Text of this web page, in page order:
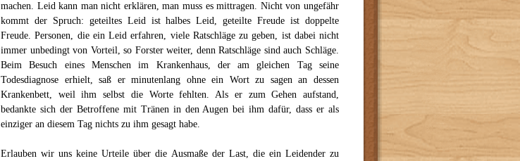
machen. Leid kann man nicht erklären, man muss es mittragen. Nicht von ungefähr
kommt der Spruch: geteiltes Leid ist halbes Leid, geteilte Freude ist doppelte
Freude. Personen, die ein Leid erfahren, viele Ratschläge zu geben, ist dabei nicht
immer unbedingt von Vorteil, so Forster weiter, denn Ratschläge sind auch Schläge.
Beim Besuch eines Menschen im Krankenhaus, der am gleichen Tag seine
Todesdiagnose erhielt, saß er minutenlang ohne ein Wort zu sagen an dessen
Krankenbett, weil ihm selbst die Worte fehlten. Als er zum Gehen aufstand,
bedankte sich der Betroffene mit Tränen in den Augen bei ihm dafür, dass er als
einziger an diesem Tag nichts zu ihm gesagt habe.
Erlauben wir uns keine Urteile über die Ausmaße der Last, die ein Leidender zu